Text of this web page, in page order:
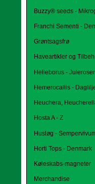
Buzzy® seeds -
Franchi Sementi -
Grøntsagsfrø
Haveartikler og
Helleborus -
Hemerocallis -
Heuchera,
Hosta A - Z
Husløg -
Horti Tops - Denmark
Køleskabs-magneter
Merchandise